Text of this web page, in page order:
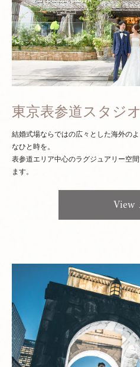
東京表参道スタジオ
結婚式場ならではの広々とした海外の
なひと時を。
表参道エリア中心のラグジュアリー空
ます。
View